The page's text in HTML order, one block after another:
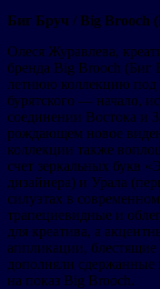
Биг Бруч / Big Brooch
Олеся Журавлева,
бренда Big Brooch (Биг
летнюю коллекцию под
бурятского — начало,
соединении Востока и
рождающем новое
коллекции также
счет зеркальных букв
дизайнера) и Урала
силуэтах в
трапециевидные и
для креатива, а
аппликации,
дополняли сдержанные
на показ Big Brooch.